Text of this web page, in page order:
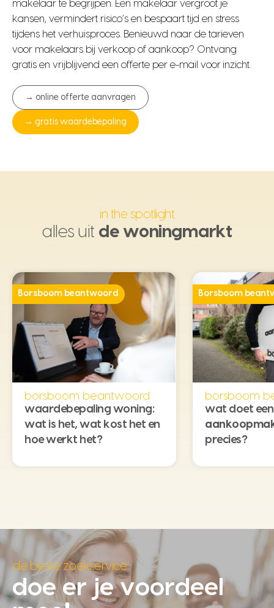
makelaar te begrijpen. Een makelaar vergroot je
kansen, vermindert risico’s en bespaart tijd en stress
tijdens het verhuisproces. Benieuwd naar de tarieven
voor makelaars bij verkoop of aankoop? Ontvang
gratis en vrijblijvend een offerte per e-mail voor inzicht.
→ online offerte aanvragen
→ gratis waardebepaling
in the spotlight
alles uit de woningmarkt
Borsboom beantwoord
borsboom beantwoord
waardebepaling woning:
wat is het, wat kost het en
hoe werkt het?
Borsboom
borsboom
wat doet een
precies?
de beste zoekservice
doe er je voordeel